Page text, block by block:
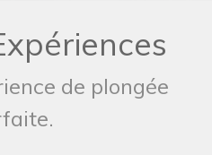
de plongée